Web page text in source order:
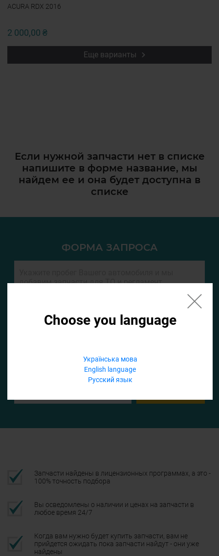
Choose you language
Українська мова
English language
Русский язык
ACURA RDX 2016
2 000,00 ₴
Еще варианты
Если нужной запчасти нет в списке
напишите в форме название, мы
найдем ее и она будет доступна в
списке
ФОРМА ЗАПРОСА
Запчасти найдены в лицензионных программах, а это -
100% точность подбора
Вы осведомлены о наличии и ценах на запчасти в
любое время 24/7
Когда вам нужно будет купить запчасти, вам не
прийдется ожидать пока запчасти найдут - они уже
найдены